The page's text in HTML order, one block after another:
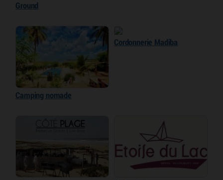
Ground
Camping nomade
Cordonnerie Madiba